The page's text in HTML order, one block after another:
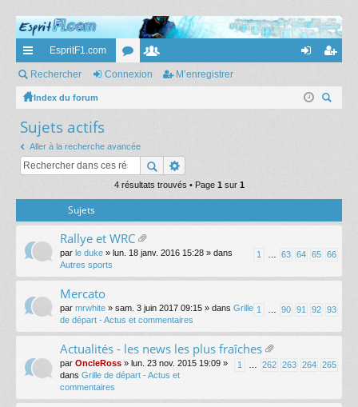
cc
ès
ra
pi
de
EspritF1.com
or
s
e
ne nr
Rechercher Connexion M’enregistrer
Index du forum
Sujets actifs
Aller à la recherche avancée
4 résultats trouvés • Page 1 sur 1
Sujets
Rallye et WRC
ic
er
joi
nt
(s
)
1 63 64 65 66
par le duke » lun. 18 janv. 2016 15:28 » dans
Autres sports
Mercato
1 90 91 92 93
par mrwhite » sam. 3 juin 2017 09:15 » dans Grille
de départ - Actus et commentaires
Actualités - les news les plus fraîches
ic
(s
1 262 263 264 265
par OncleRoss » lun. 23 nov. 2015 19:09 »
dans Grille de départ - Actus et
commentaires